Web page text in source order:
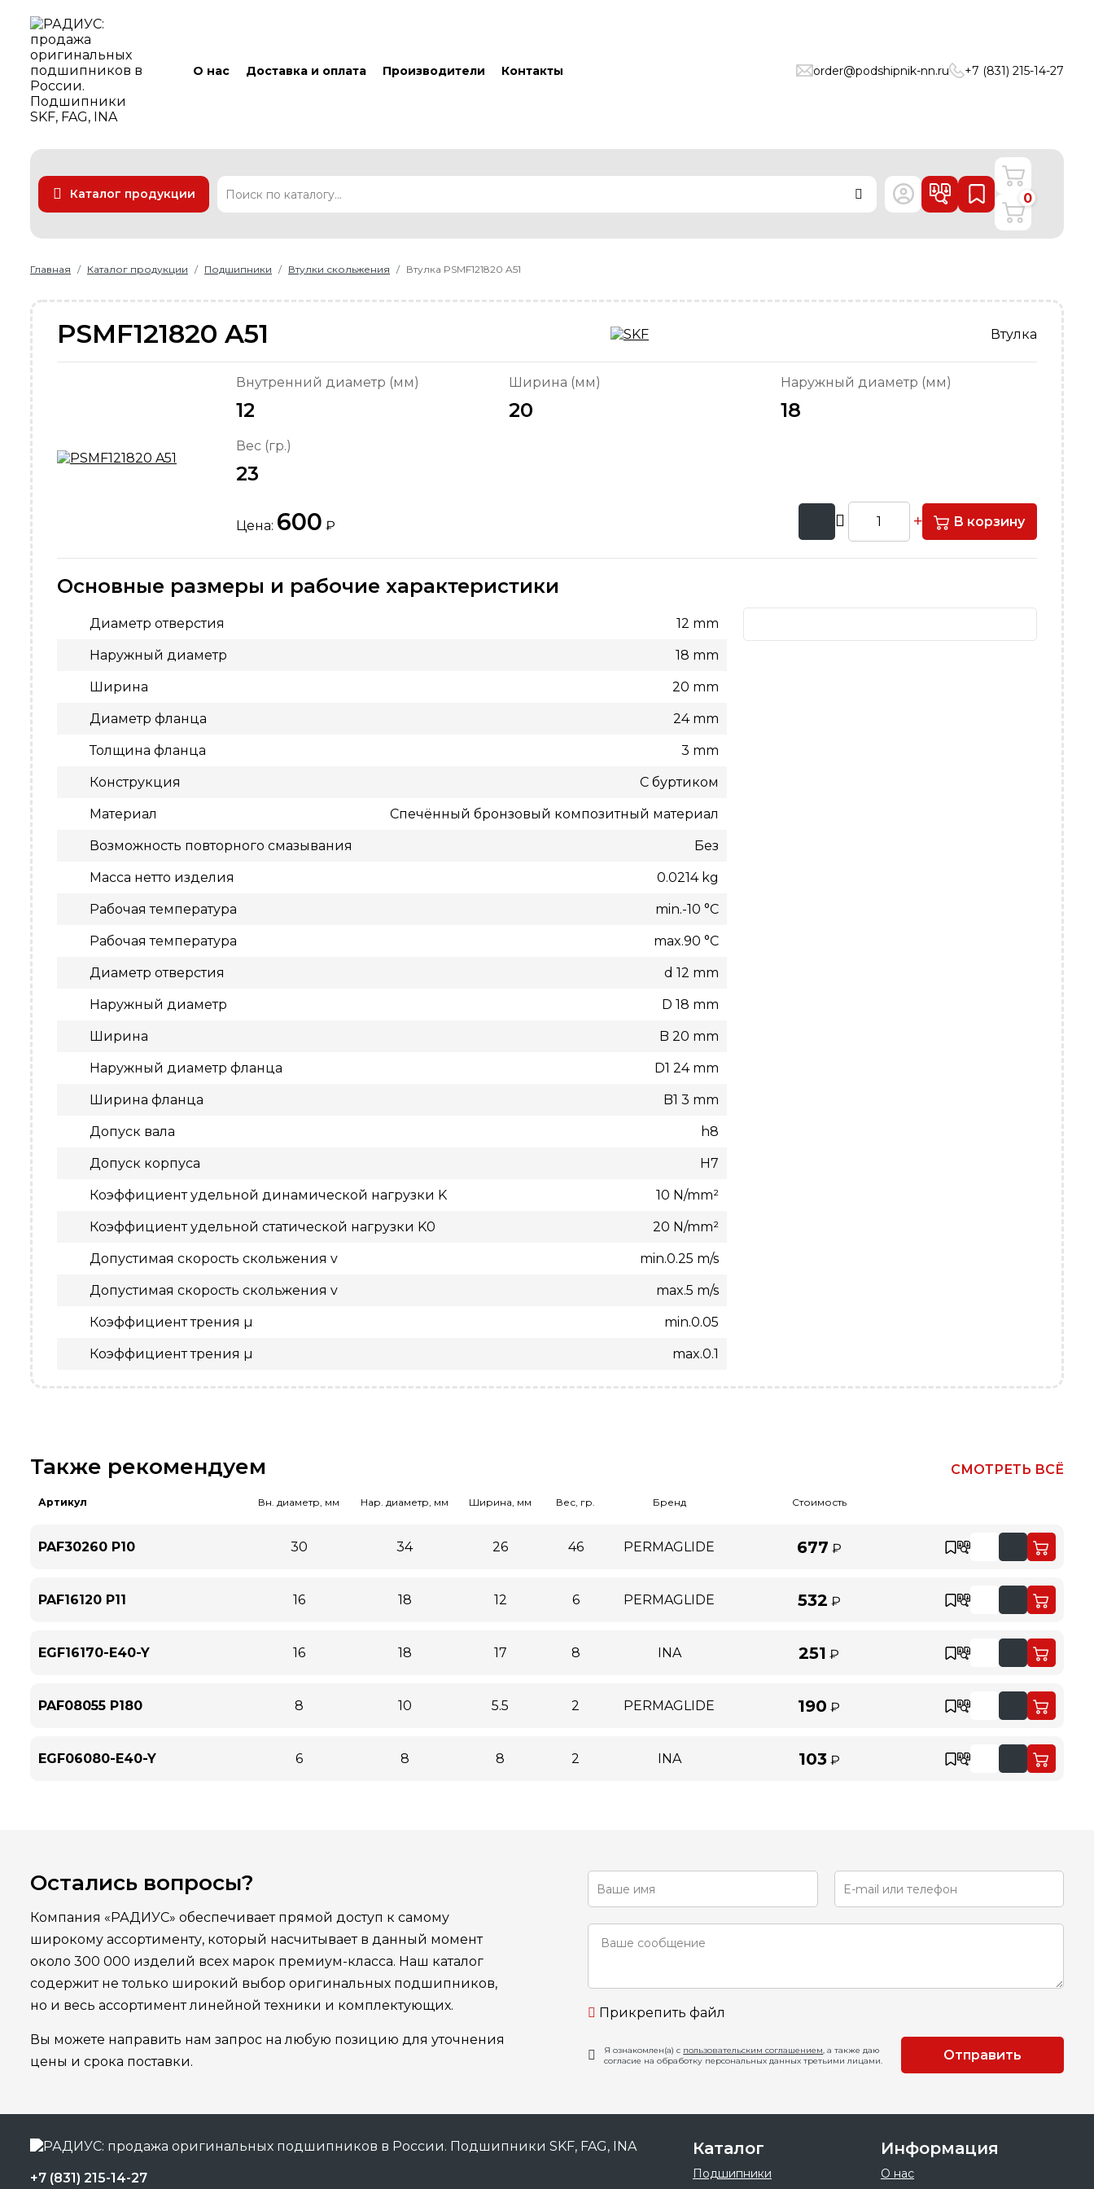
О нас Доставка и оплата Производители Контакты order@podshipnik-nn.ru +7 (831) 215-14-27
Каталог продукции
Уплотнения
0
Главная Каталог продукции Подшипники Втулки скольжения Втулка PSMF121820 A51
PSMF121820 A51 Втулка
Внутренний диаметр (мм)
12
Ширина (мм)
20
Наружный диаметр (мм)
18
Вес (гр.)
23
Цена: 600 ₽ В корзину
Основные размеры и рабочие характеристики
Диаметр отверстия 12 mm
Наружный диаметр 18 mm
Ширина 20 mm
Диаметр фланца 24 mm
Толщина фланца 3 mm
Конструкция С буртиком
Материал Спечённый бронзовый композитный материал
Возможность повторного смазывания Без
Масса нетто изделия 0.0214 kg
Рабочая температура min.-10 °C
Рабочая температура max.90 °C
Диаметр отверстия d 12 mm
Наружный диаметр D 18 mm
Ширина B 20 mm
Наружный диаметр фланца D1 24 mm
Ширина фланца B1 3 mm
Допуск вала h8
Допуск корпуса H7
Коэффициент удельной динамической нагрузки K 10 N/mm²
Коэффициент удельной статической нагрузки K0 20 N/mm²
Допустимая скорость скольжения v min.0.25 m/s
Допустимая скорость скольжения v max.5 m/s
Коэффициент трения µ min.0.05
Коэффициент трения µ max.0.1
Также рекомендуем СМОТРЕТЬ ВСЁ
Артикул Вн. диаметр, мм Нар. диаметр, мм Ширина, мм Вес, гр. Бренд Стоимость
PAF30260 P10 30 34 26 46 PERMAGLIDE 677 ₽
PAF16120 P11 16 18 12 6 PERMAGLIDE 532 ₽
EGF16170-E40-Y 16 18 17 8 INA 251 ₽
PAF08055 P180 8 10 5.5 2 PERMAGLIDE 190 ₽
EGF06080-E40-Y 6 8 8 2 INA 103₽
Остались вопросы?
Компания «РАДИУС» обеспечивает прямой доступ к самому
широкому ассортименту, который насчитывает в данный момент
около 300 000 изделий всех марок премиум-класса. Наш каталог
содержит не только широкий выбор оригинальных подшипников,
но и весь ассортимент линейной техники и комплектующих.
Вы можете направить нам запрос на любую позицию для уточнения
цены и срока поставки.
Прикрепить файл
Я ознакомлен(а) с пользовательским соглашением , а также даю
согласие на обработку персональных данных третьими лицами.
Отправить
+7 (831) 215-14-27
Каталог
Подшипники
Информация
О нас